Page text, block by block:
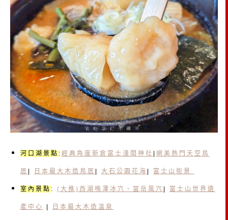
河口湖景點 : 經典角度新倉富士淺間神社 網美熱門天空鳥
居 日本最大木造鳥居 大石公園花海 富士山街景
室內景點 : (大推)西湖鳴澤冰穴、冨岳風穴 富士山世界遺
產中心 日本最大木造溫泉